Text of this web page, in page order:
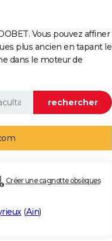
Vous pouvez affiner
plus ancien en tapant le
dans le moteur de
Créer une cagnotte obsèques
(Ain)